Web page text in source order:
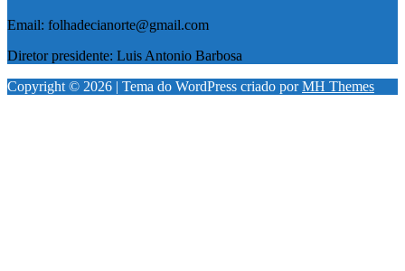
Email: folhadecianorte@gmail.com
Diretor presidente: Luis Antonio Barbosa
Copyright © 2026 | Tema do WordPress criado porMH Themes